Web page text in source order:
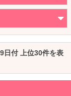
日付 上位30件を表